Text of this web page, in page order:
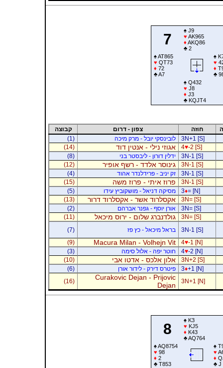
7
♠J9
♥ AK965
♦ AKQ86
♣2
♠AT865
♥ QT73
♦ 72
♣A7
♠
♥
♦
♣
♠Q432
♥ J8
♦ J3
♣KQJT4
חוזה צפון - דרום
קבוצה
3N+1 [S]
לובינסקי יובל - מרק מיכה
(1)
4♥-2 [S] אגוזי נילי - אנטין דוד
(14)
3N-1 [S]
ידלין דורון - ליבסטר בני
(8)
3N-1 [S]
גינוסר אלדד - רשף אופיר
(12)
3N-1 [S]
זק יניב - פרידלנדר אהוד
(4)
3N-1 [S]
פרוז איתי - פרוז משה
(15)
3♦= [N] מסיקה דניאל - מושקוביץ עידו
(5)
3N= [S]
אקסלרוד אשר - אקסלרוד דרור
(13)
3N= [S]
אורן יוסף - גפנר אברהם
(2)
3N= [S]
גולדנברג שלום - ירוס מיכאל
(11)
3N-1 [S]
בראל מיכאל - כץ פז
(7)
4♥-1 [N]
Macura Milan - Volhejn Vit
(9)
4♥-2 [N] חוטר יפה - אלול סימה
(3)
3N+2 [S]
אלון אלכס - אדטו אבי
(10)
3♦+1 [N] פיטרס דירק - לידור אורן
(6)
3N+1 [N]
Curakovic Dejan - Prijovic
Dejan
(16)
8
♠K3
♥ KJ5
♦ K43
♣AQ764
♠AQ8754
♥ 98
♦ 2
♣T853
♠
♥
♦
♣J